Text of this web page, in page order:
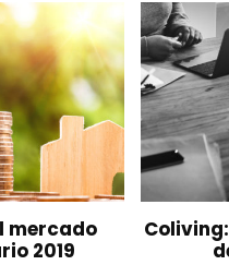
mercado
2019